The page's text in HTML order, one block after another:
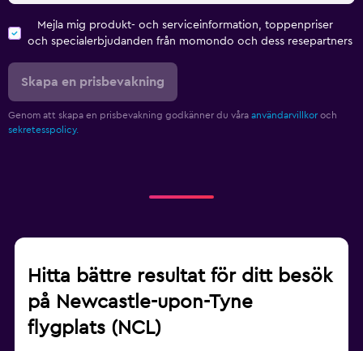
Mejla mig produkt- och serviceinformation, toppenpriser
och specialerbjudanden från momondo och dess resepartners
Skapa en prisbevakning
Genom att skapa en prisbevakning godkänner du våra användarvillkor och
sekretesspolicy.
Hitta bättre resultat för ditt besök
på Newcastle-upon-Tyne
flygplats (NCL)